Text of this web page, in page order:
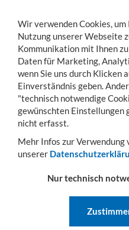
Toggle
navigation
MENÜ
Sie sind hier: Transportwagen
BALLWAGEN
Günstig kaufen für
Geräteraum oder
Wir verwenden Cookies,
Nutzung unserer Webseite
Kommunikation mit Ihnen
Daten für Marketing,
wenn Sie uns durch Klicken
Einverständnis geben.
"technisch notwendige
gewünschten
nicht erfasst.
Mehr Infos zur Verwendung
unserer
Nur technisch